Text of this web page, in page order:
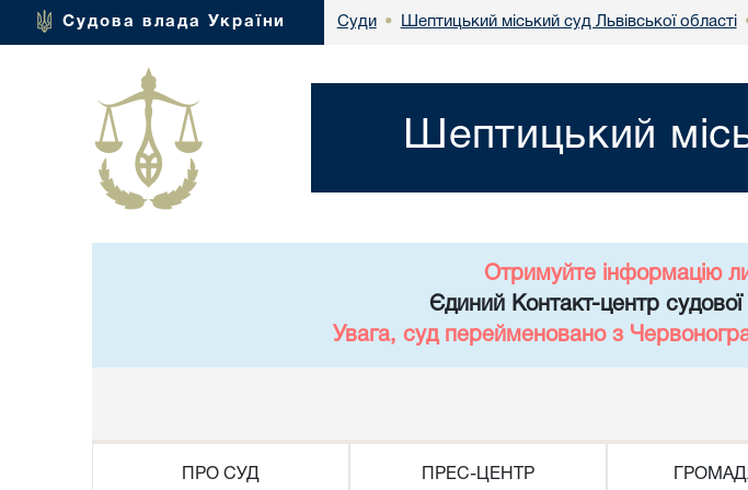
Судова влада України Суди • Шептицький міський суд Львівської області
Шептицький
Отримуйте інформацію
Єдиний Контакт-центр
Увага, суд перейменовано з
ПРО СУД ПРЕС-ЦЕНТР